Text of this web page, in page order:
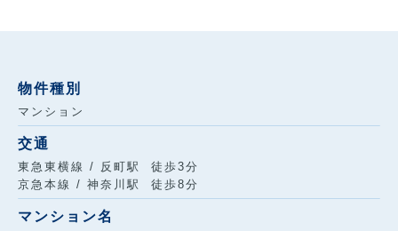
物件種別
マンション
交通
東急東横線 / 反町駅 徒歩3分
京急本線 / 神奈川駅 徒歩8分
マンション名